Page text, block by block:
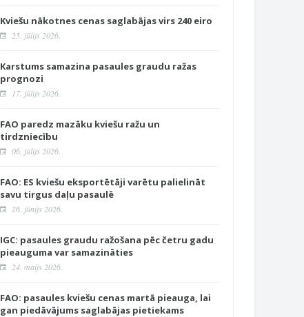
Kviešu nākotnes cenas saglabājas virs 240 eiro
25. jūlijs 2026.
Karstums samazina pasaules graudu ražas
prognozi
17. jūlijs 2026.
FAO paredz mazāku kviešu ražu un
tirdzniecību
06. jūlijs 2026.
FAO: ES kviešu eksportētāji varētu palielināt
savu tirgus daļu pasaulē
26. jūnijs 2026.
IGC: pasaules graudu ražošana pēc četru gadu
pieauguma var samazināties
24. maijs 2026.
FAO: pasaules kviešu cenas martā pieauga, lai
gan piedāvājums saglabājas pietiekams